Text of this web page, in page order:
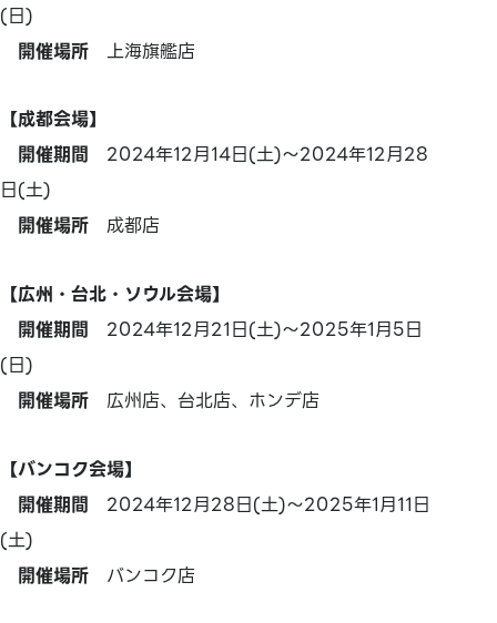
(日)
開催場所 上海旗艦店
【成都会場】
開催期間 2024年12月14日(土)～2024年12月28
日(土)
開催場所 成都店
【広州・台北・ソウル会場】
開催期間 2024年12月21日(土)～2025年1月5日
(日)
開催場所 広州店、台北店、ホンデ店
【バンコク会場】
開催期間 2024年12月28日(土)～2025年1月11日
(土)
開催場所 バンコク店